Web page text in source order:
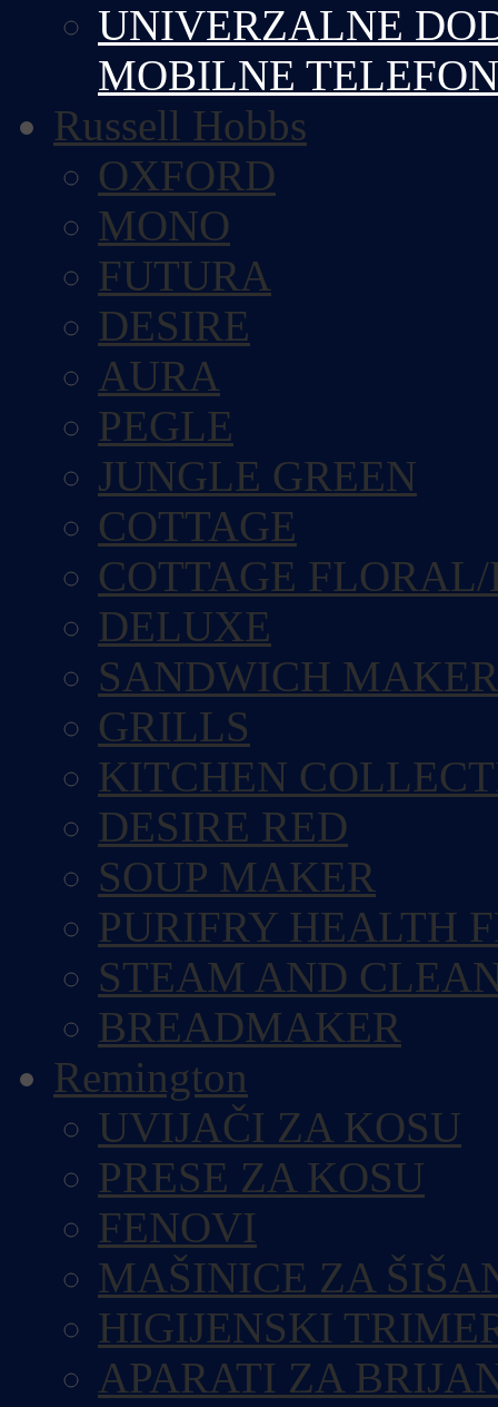
UNIVERZALNE
MOBILNE
Russell Hobbs
OXFORD
MONO
FUTURA
DESIRE
AURA
PEGLE
JUNGLE GREEN
COTTAGE
COTTAGE
DELUXE
SANDWICH MAKER
GRILLS
KITCHEN
DESIRE RED
SOUP MAKER
PURIFRY HEALTH
STEAM AND
BREADMAKER
Remington
UVIJAČI ZA KOSU
PRESE ZA KOSU
FENOVI
MAŠINICE ZA
HIGIJENSKI
APARATI ZA